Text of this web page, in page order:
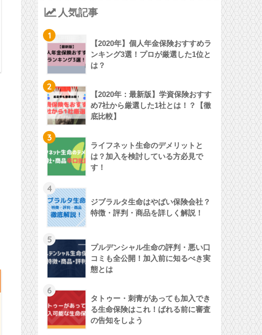
人気記事
1
【2020年】個人年金保険おすすめラ
ンキング3選！プロが厳選した1位と
は？
2
【2020年：最新版】学資保険おすす
め7社から厳選した1社とは！？【徹
底比較】
3
ライフネット生命のデメリットと
は？加入を検討している方必見で
す！
4
ジブラルタ生命はやばい保険会社？
特徴・評判・商品を詳しく解説！
5
プルデンシャル生命の評判・悪い口
コミも全公開！加入前に知るべき実
態とは
6
タトゥー・刺青があっても加入でき
る生命保険はこれ！ばれる前に審査
の告知をしよう